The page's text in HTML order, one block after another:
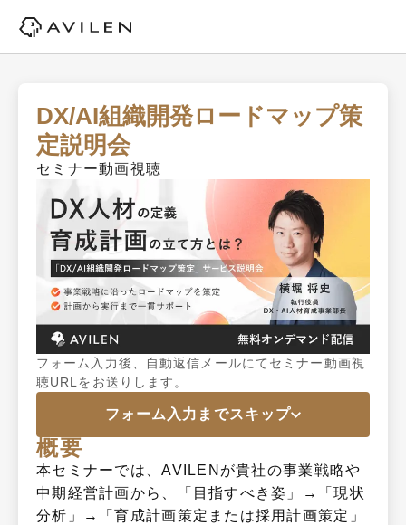
DX/AI組織開発ロードマップ策
定説明会
セミナー動画視聴
フォーム入力後、自動返信メールにてセミナー動画視
聴URLをお送りします。
フォーム入力までスキップ
概要
本セミナーでは、AVILENが貴社の事業戦略や
中期経営計画から、「目指すべき姿」→「現状
分析」→「育成計画策定または採用計画策定」